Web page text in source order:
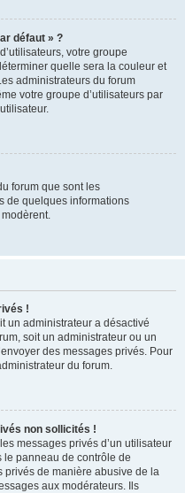
défaut » ?
votre groupe
quelle sera la couleur et
administrateurs du forum
votre groupe d’utilisateurs par
forum que sont les
de quelques informations
!
un administrateur a désactivé
soit un administrateur ou un
des messages privés. Pour
du forum.
non sollicités !
messages privés d’un utilisateur
panneau de contrôle de
privés de manière abusive de la
aux modérateurs. Ils